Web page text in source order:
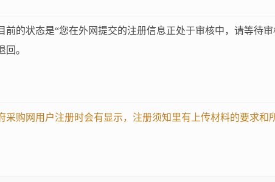
前的状态是“您在外网提交的注册信息正处于审核中，请等待
。
采购网用户注册时会有显示，注册须知里有上传材料的要求